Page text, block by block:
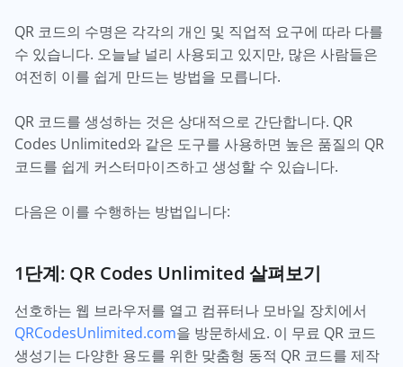
QR 코드의 수명은 각각의 개인 및 직업적 요구에 따라 다를
수 있습니다. 오늘날 널리 사용되고 있지만, 많은 사람들은
여전히 이를 쉽게 만드는 방법을 모릅니다.
QR 코드를 생성하는 것은 상대적으로 간단합니다. QR
Codes Unlimited와 같은 도구를 사용하면 높은 품질의 QR
코드를 쉽게 커스터마이즈하고 생성할 수 있습니다.
다음은 이를 수행하는 방법입니다:
1단계: QR Codes Unlimited 살펴보기
선호하는 웹 브라우저를 열고 컴퓨터나 모바일 장치에서
QRCodesUnlimited.com을 방문하세요. 이 무료 QR 코드
생성기는 다양한 용도를 위한 맞춤형 동적 QR 코드를 제작